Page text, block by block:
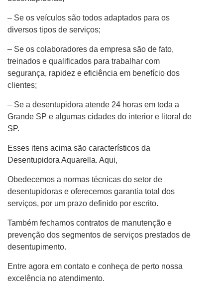
– Se os veículos são todos adaptados para os
diversos tipos de serviços;
– Se os colaboradores da empresa são de fato,
treinados e qualificados para trabalhar com
segurança, rapidez e eficiência em benefício dos
clientes;
– Se a desentupidora atende 24 horas em toda a
Grande SP e algumas cidades do interior e litoral de
SP.
Esses itens acima são característicos da
Desentupidora Aquarella. Aqui,
Obedecemos a normas técnicas do setor de
desentupidoras e oferecemos garantia total dos
serviços, por um prazo definido por escrito.
Também fechamos contratos de manutenção e
prevenção dos segmentos de serviços prestados de
desentupimento.
Entre agora em contato e conheça de perto nossa
excelência no atendimento.